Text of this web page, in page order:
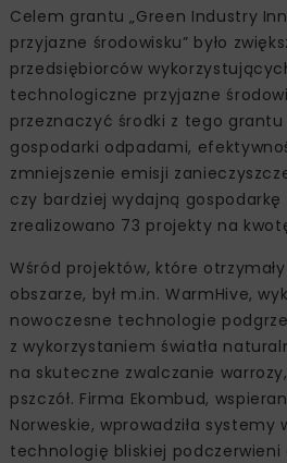
Celem grantu „Green Industry
przyjazne środowisku” było
przedsiębiorców
technologiczne przyjazne
przeznaczyć środki z tego
gospodarki odpadami,
zmniejszenie emisji
czy bardziej wydajną gospodarkę
zrealizowano 73 projekty na
Wśród projektów, które
obszarze, był m.in. WarmHive,
nowoczesne technologie
z wykorzystaniem światła
na skuteczne zwalczanie
pszczół. Firma Ekombud,
Norweskie, wprowadziła systemy
technologię bliskiej podczerwieni